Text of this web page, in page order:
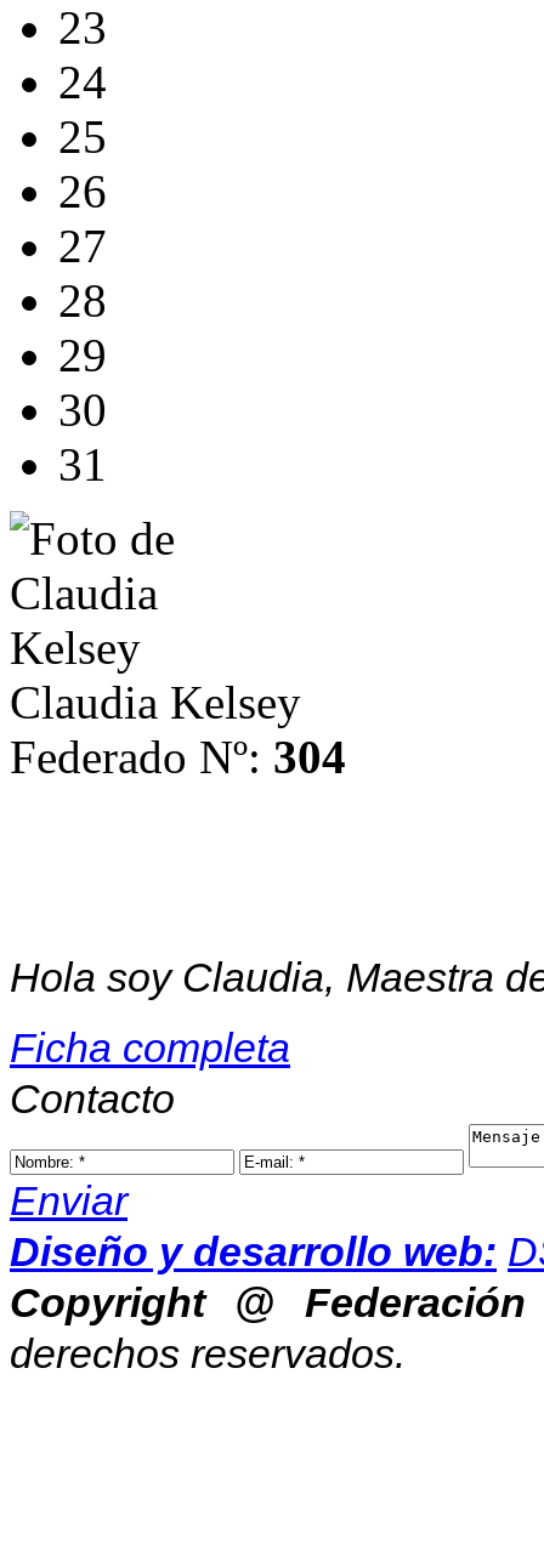
23
24
25
26
27
28
29
30
31
Claudia Kelsey
Federado Nº: 304
Hola soy Claudia, Maestra
Ficha completa
Contacto
Enviar
Diseño y desarrollo web:
Copyright @
derechos reservados.